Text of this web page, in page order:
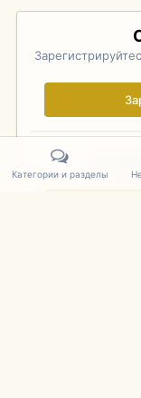
Уже
Категории и разделы